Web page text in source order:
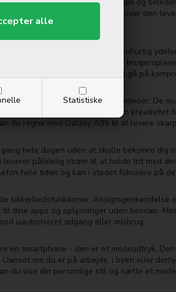
Statistiske
medier, vil du blive imponeret over den
Samsung Galaxy A35 en lynhurtig
nyde en sømløs og responsiv
med din travle livsstil uden at gå på
mindeværdige billeder og videoer. De
effekter, så du kan udtrykke din kreativitet
regne med Galaxy A35 til at levere
hele dagen uden at skulle bekymre dig
pålidelig strøm til at holde trit med
hele tiden og kan i stedet fokusere på
sikkerhedsfunktioner. Ansigtsgenkendelse
dine apps og oplysninger uden besvær.
uautoriseret adgang eller misbrug.
en smartphone - den er et modeudtryk.
om du er på arbejde, i byen eller
du vise din personlige stil og sætte et